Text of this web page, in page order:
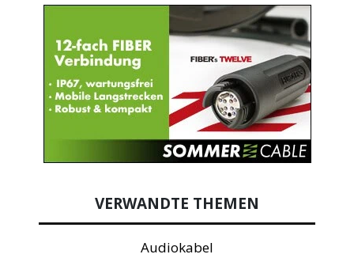
VERWANDTE THEMEN
Audiokabel